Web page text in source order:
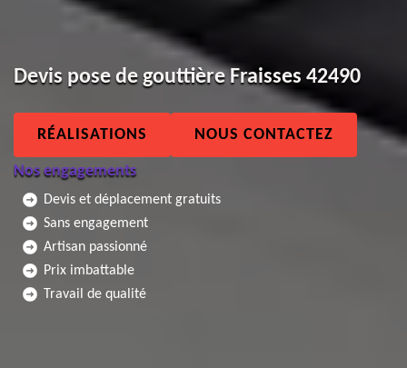
Devis pose de gouttière Fraisses 42490
RÉALISATIONS NOUS CONTACTEZ
Nos engagements
Devis et déplacement gratuits
Sans engagement
Artisan passionné
Prix imbattable
Travail de qualité